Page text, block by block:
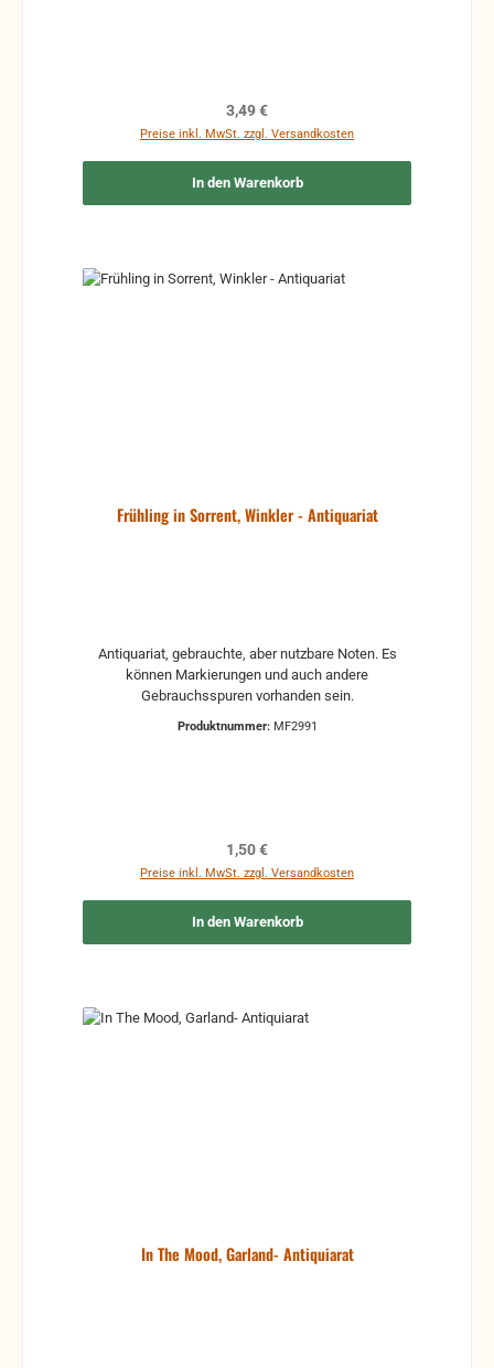
Regulärer Preis:
3,49 €
Preise inkl. MwSt. zzgl. Versandkosten
In den Warenkorb
Frühling in Sorrent, Winkler - Antiquariat
Antiquariat, gebrauchte, aber nutzbare Noten. Es
können Markierungen und auch andere
Gebrauchsspuren vorhanden sein.
Produktnummer: MF2991
Regulärer Preis:
1,50 €
Preise inkl. MwSt. zzgl. Versandkosten
In den Warenkorb
In The Mood, Garland- Antiquiarat